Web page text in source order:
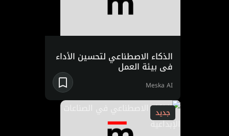
الذكاء الاصطناعي لتحسين الأداء
في بيئة العمل
Meska AI
جديد